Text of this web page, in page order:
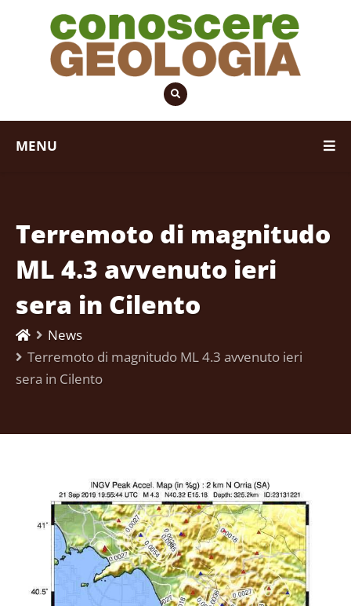
MENU
Terremoto di magnitudo
ML 4.3 avvenuto ieri
sera in Cilento
News
Terremoto di magnitudo ML 4.3 avvenuto ieri
sera in Cilento